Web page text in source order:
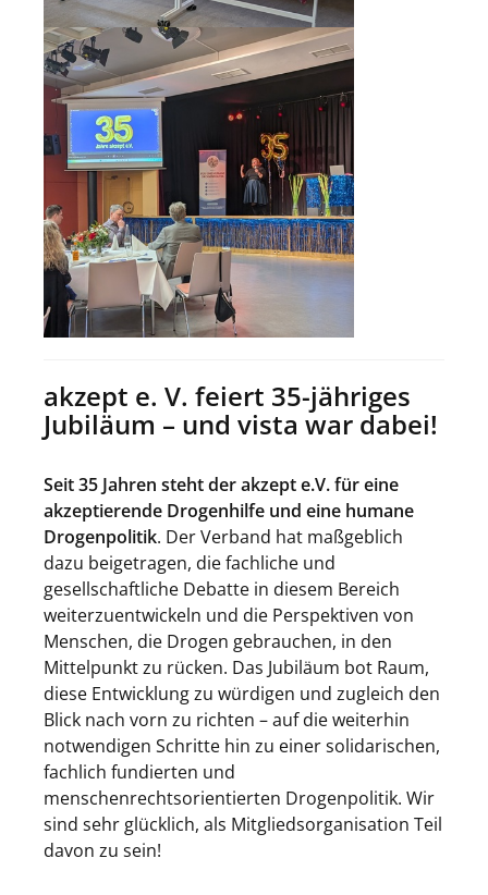
akzept e. V. feiert 35-jähriges
Jubiläum – und vista war dabei!
Seit 35 Jahren steht der akzept e.V. für eine
akzeptierende Drogenhilfe und eine humane
Drogenpolitik. Der Verband hat maßgeblich
dazu beigetragen, die fachliche und
gesellschaftliche Debatte in diesem Bereich
weiterzuentwickeln und die Perspektiven von
Menschen, die Drogen gebrauchen, in den
Mittelpunkt zu rücken. Das Jubiläum bot Raum,
diese Entwicklung zu würdigen und zugleich den
Blick nach vorn zu richten – auf die weiterhin
notwendigen Schritte hin zu einer solidarischen,
fachlich fundierten und
menschenrechtsorientierten Drogenpolitik. Wir
sind sehr glücklich, als Mitgliedsorganisation Teil
davon zu sein!